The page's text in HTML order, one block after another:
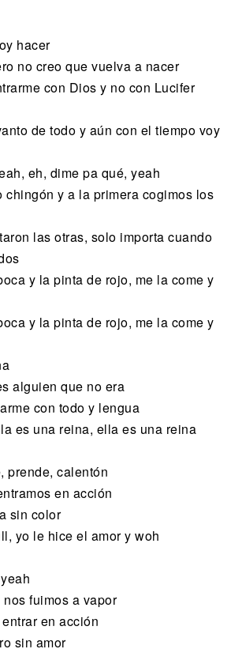
hacer
no creo que vuelva a nacer
con Dios y no con Lucifer
de todo y aún con el tiempo voy
eh, dime pa qué, yeah
chingón y a la primera cogimos los
las otras, solo importa cuando
y la pinta de rojo, me la come y
y la pinta de rojo, me la come y
alguien que no era
con todo y lengua
es una reina, ella es una reina
prende, calentón
en acción
sin color
yo le hice el amor y woh
fuimos a vapor
en acción
sin amor